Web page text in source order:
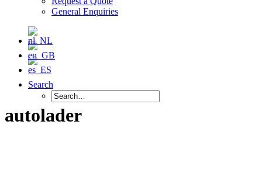
General Enquiries
Search
autolader